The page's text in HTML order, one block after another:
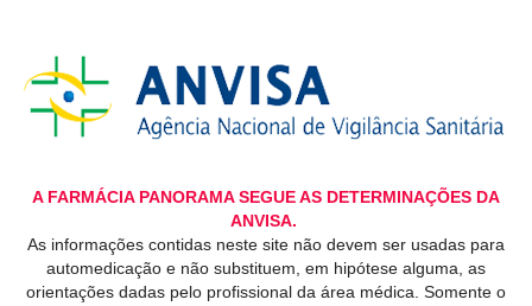
A FARMÁCIA PANORAMA SEGUE AS DETERMINAÇÕES DA
ANVISA.
As informações contidas neste site não devem ser usadas para
automedicação e não substituem, em hipótese alguma, as
orientações dadas pelo profissional da área médica. Somente o